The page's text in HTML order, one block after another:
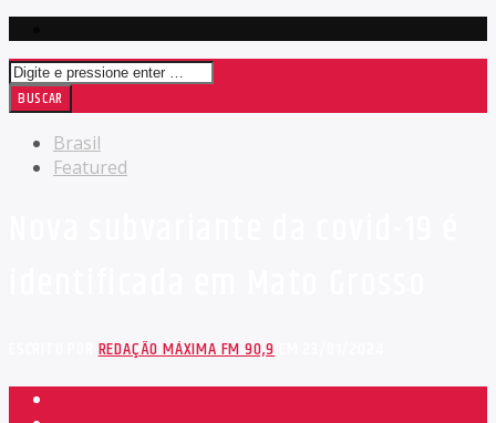
Brasil
Featured
ESCRITO PORREDAÇÃO MÁXIMA FM 90,9EM 23/01/2024